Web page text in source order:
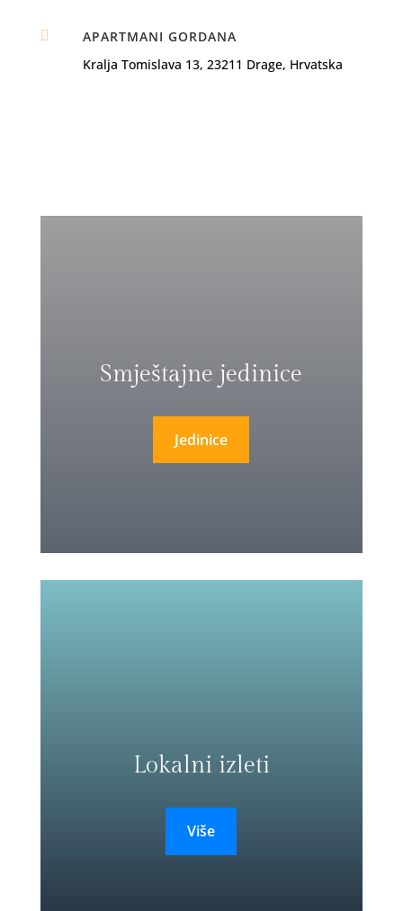

APARTMANI GORDANA
Kralja Tomislava 13, 23211 Drage, Hrvatska
Smještajne jedinice
Jedinice
Lokalni izleti
Više